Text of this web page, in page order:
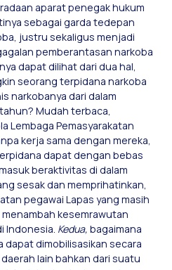
aparat penegak hukum
sebagai garda tedepan
justru sekaligus menjadi
pemberantasan narkoba
dapat dilihat dari dua hal,
seorang terpidana narkoba
narkobanya dari dalam
Mudah terbaca,
Lembaga Pemasyarakatan
kerja sama dengan mereka,
dapat dengan bebas
beraktivitas di dalam
sesak dan memprihatinkan,
pegawai Lapas yang masih
kesemrawutan
Indonesia. Kedua, bagaimana
dapat dimobilisasikan secara
lain bahkan dari suatu